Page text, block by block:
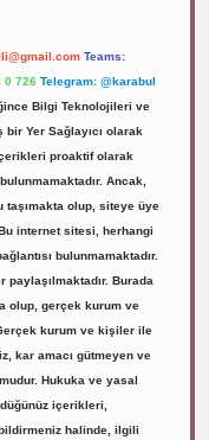
Teams:
0 726 Telegram: @karabul
Bilgi Teknolojileri ve
bir Yer Sağlayıcı olarak
proaktif olarak
Ancak,
taşımakta olup, siteye üye
internet sitesi, herhangi
bulunmamaktadır.
paylaşılmaktadır. Burada
olup, gerçek kurum ve
kurum ve kişiler ile
kar amacı gütmeyen ve
Hukuka ve yasal
içerikleri,
halinde, ilgili